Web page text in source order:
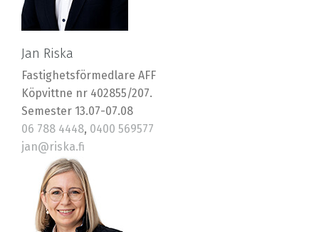
Jan Riska
Fastighetsförmedlare AFF
Köpvittne nr 402855/207.
Semester 13.07-07.08
06 788 4448, 0400 569577
jan@riska.fi